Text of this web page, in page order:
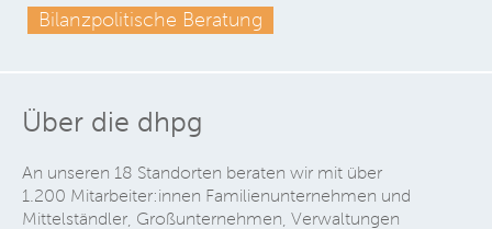
Bilanzpolitische Beratung
Über die dhpg
An unseren 18 Standorten beraten wir mit über
1.200 Mitarbeiter:innen Familienunternehmen und
Mittelständler, Großunternehmen, Verwaltungen